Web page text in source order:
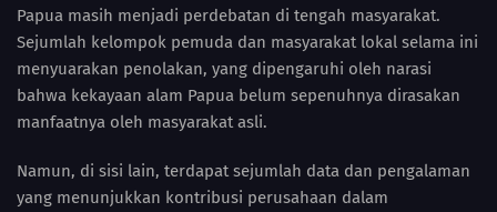
Papua masih menjadi perdebatan di tengah masyarakat.
Sejumlah kelompok pemuda dan masyarakat lokal selama ini
menyuarakan penolakan, yang dipengaruhi oleh narasi
bahwa kekayaan alam Papua belum sepenuhnya dirasakan
manfaatnya oleh masyarakat asli.
Namun, di sisi lain, terdapat sejumlah data dan pengalaman
yang menunjukkan kontribusi perusahaan dalam